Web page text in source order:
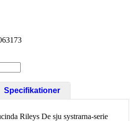
Specifikationer
Rileys De sju systrarna-serie